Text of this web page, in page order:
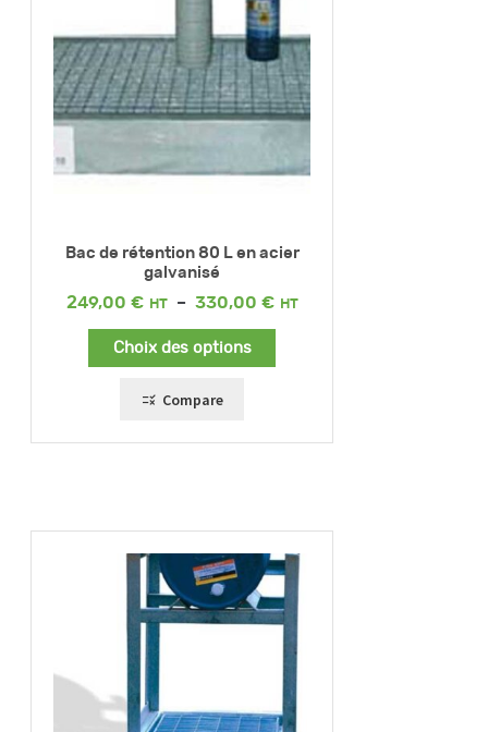
Bac de rétention 80 L en acier
galvanisé
249,00 € – 330,00 €
Plage
Choix des options
Compare